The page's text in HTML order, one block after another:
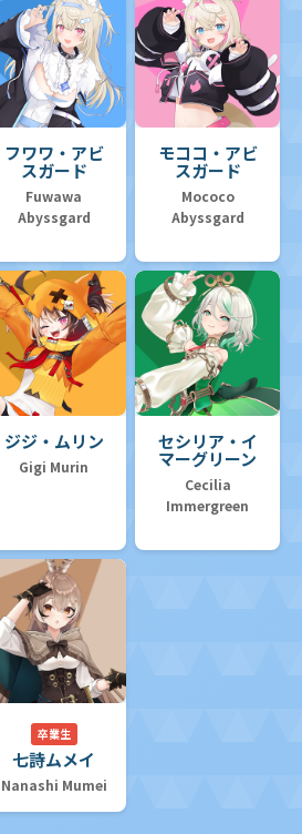
フワワ・アビ
スガード
Fuwawa
Abyssgard
モココ・アビ
スガード
Mococo
Abyssgard
ジジ・ムリン
Gigi Murin
セシリア・イ
マーグリーン
Cecilia
Immergreen
卒業生
七詩ムメイ
Nanashi Mumei